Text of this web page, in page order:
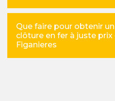
Que faire pour obtenir
clôture en fer à juste
Figanieres